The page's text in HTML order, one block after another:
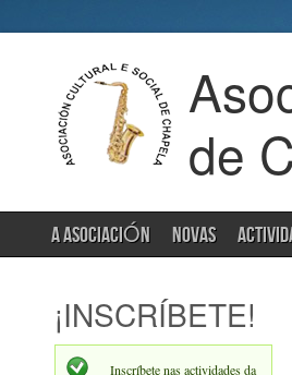
de
A ASOCIACIÓN NOVAS
¡INSCRÍBETE!
Inscríbete nas actividades da